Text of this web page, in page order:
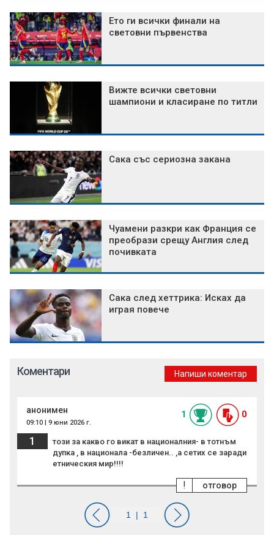
Ето ги всички финали на
световни първенства
Вижте всички световни
шампиони и класиране по титли
Сака със сериозна закана
Чуамени разкри как Франция се
преобрази срещу Англия след
почивката
Сака след хеттрика: Исках да
играя повече
Коментари Напиши коментар
анонимен
09:10 | 9 юни 2026 г.
1 0
1
този за какво го викат в националния- в тотнъм
дупка , в национала -безличен.. ,а сетих се заради
етническия мир!!!!
отговор
!